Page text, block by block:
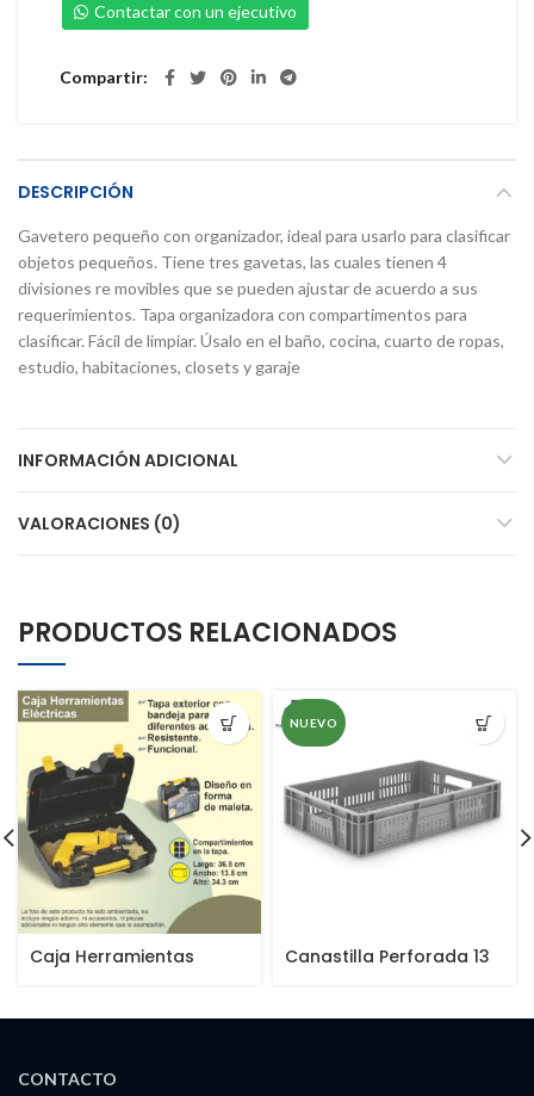
Contactar con un ejecutivo
Compartir
DESCRIPCIÓN
Gavetero pequeño con organizador, ideal para usarlo para clasificar
objetos pequeños. Tiene tres gavetas, las cuales tienen 4
divisiones re movibles que se pueden ajustar de acuerdo a sus
requerimientos. Tapa organizadora con compartimentos para
clasificar. Fácil de limpiar. Úsalo en el baño, cocina, cuarto de ropas,
estudio, habitaciones, closets y garaje
INFORMACIÓN ADICIONAL
VALORACIONES (0)
PRODUCTOS RELACIONADOS
Caja Herramientas
NUEVO
Canastilla Perforada 13
CONTACTO